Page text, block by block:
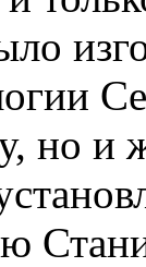
но и